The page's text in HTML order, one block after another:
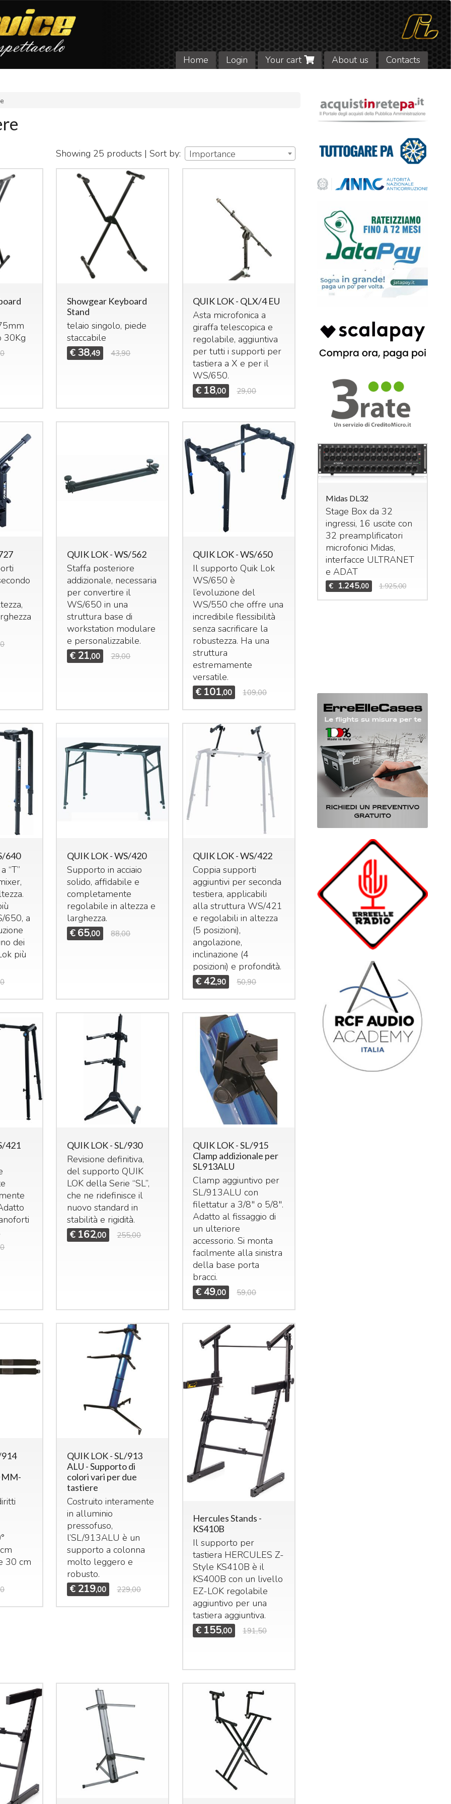
Home Login Your cart About us Contacts
Showing 25 products | Sort by: Importance
30Kg
Showgear Keyboard
Stand
telaio singolo, piede
staccabile
€ 38,49 43,90
QUIK LOK - QLX/4 EU
Asta microfonica a
giraffa telescopica e
regolabile, aggiuntiva
per tutti i supporti per
tastiera a X e per il
WS/650.
€ 18,00 29,00
QUIK LOK - WS/562
Staffa posteriore
addizionale, necessaria
per convertire il
WS/650 in una
struttura base di
workstation modulare
e personalizzabile.
€ 21,00 29,00
QUIK LOK - WS/650
Il supporto Quik Lok
WS/650 è
l’evoluzione del
WS/550 che offre una
incredibile flessibilità
senza sacrificare la
robustezza. Ha una
struttura
estremamente
versatile.
€ 101,00 109,00
640
“T”
650, a
dei
più
QUIK LOK - WS/420
Supporto in acciaio
solido, affidabile e
completamente
regolabile in altezza e
larghezza.
€ 65,00 88,00
QUIK LOK - WS/422
Coppia supporti
aggiuntivi per seconda
testiera, applicabili
alla struttura WS/421
e regolabili in altezza
(5 posizioni),
angolazione,
inclinazione (4
posizioni) e profondità.
€ 42,90 50,90
421 QUIK LOK - SL/930
Revisione definitiva,
del supportoQUIK
LOK della Serie “SL”,
che ne ridefinisce il
nuovo standard in
stabilità e rigidità.
€ 162,00 255,00
QUIK LOK - SL/915
Clamp addizionale per
SL913ALU
Clamp aggiuntivo per
SL/913ALU con
filettatur a 3/8" o 5/8".
Adatto al fissaggio di
un ulteriore
accessorio. Si monta
facilmente alla sinistra
della base porta
bracci.
€ 49,00 59,00
914
MM-
30 cm
QUIK LOK - SL/913
ALU - Supporto di
colori vari per due
tastiere
Costruito interamente
in alluminio
pressofuso,
l’SL/913ALU è un
supporto a colonna
molto leggero e
robusto.
€ 219,00 229,00
Hercules Stands -
KS410B
Il supporto per
tastiera HERCULES Z-
Style KS410B è il
KS400B con un livello
EZ-LOK regolabile
aggiuntivo per una
tastiera aggiuntiva.
€ 155,00 191,50
M32R Live / DL32
composto da:
M32R Live Klark
NCAT5E-50m
5.324,00
Midas M32 Live / DL32
Bundle
Set composto da:
Midas M32 Live Klark
Teknik NCAT5E-50m
Midas DL32
€ 4.655,00
Midas M32R Live
e studio. 40 ingressi –
25 bus (16 Aux, 6
matrix,
stereo interni, n°8
e n°6 gruppi di mute.
€ 1.995,00 3.909,00
Midas DL32
Stage Box da 32
ingressi, 16 uscite con
32 preamplificatori
microfonici Midas,
interfacce ULTRANET
eADAT
€ 1.245,00 1.925,00